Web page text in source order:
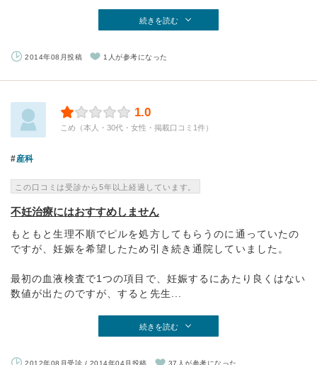
続きを読む
2014年08月投稿 1人が参考になった
1.0
こめ（本人・30代・女性・掲載口コミ1件）
産科
この口コミは受診から5年以上経過しています。
不妊治療にはおすすめしません
もともと生理不順でピルを処方してもらうのに通っていたの
ですが、妊娠を希望したため引き続き通院していました。
最初の血液検査で1つの項目で、妊娠するにあたり良くはない
数値が出たのですが、すると先生...
続きを読む
2012年08月受診 / 2014年04月投稿 37人が参考になった